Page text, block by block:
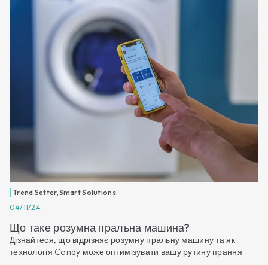
Trend Setter,Smart Solutions
04/11/24
Що таке розумна пральна машина?
Дізнайтеся, що відрізняє розумну пральну машину та як
технологія Candy може оптимізувати вашу рутину прання.